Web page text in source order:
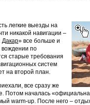
легкие выезды на
никакой навигации –
Дакар» все больше и
вождении по
старые требования
систем
на второй план.
все сразу же
Потом началась
warm-up. После него –